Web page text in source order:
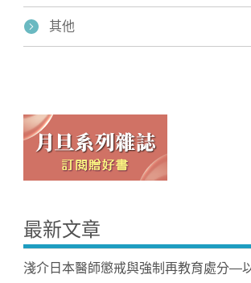
其他
最新文章
淺介日本醫師懲戒與強制再教育處分—